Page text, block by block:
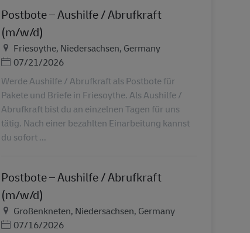
Postbote – Aushilfe / Abrufkraft
(m/w/d)
地点Friesoythe, Niedersachsen, Germany
Posted Date
07/21/2026
Werde Aushilfe / Abrufkraft als Postbote für
Pakete und Briefe in Friesoythe. Als Aushilfe /
Abrufkraft bist du an einzelnen Tagen für uns
tätig. Nach einer bezahlten Einarbeitung kannst
du sofort ...
Postbote – Aushilfe / Abrufkraft
(m/w/d)
地点Großenkneten, Niedersachsen, Germany
Posted Date
07/16/2026